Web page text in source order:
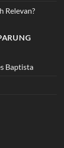
Relevan?
Baptista